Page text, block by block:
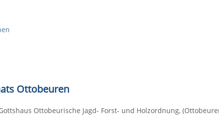
Ottobeuren
Ottobeurische Jagd- Forst- und Holzordnung,